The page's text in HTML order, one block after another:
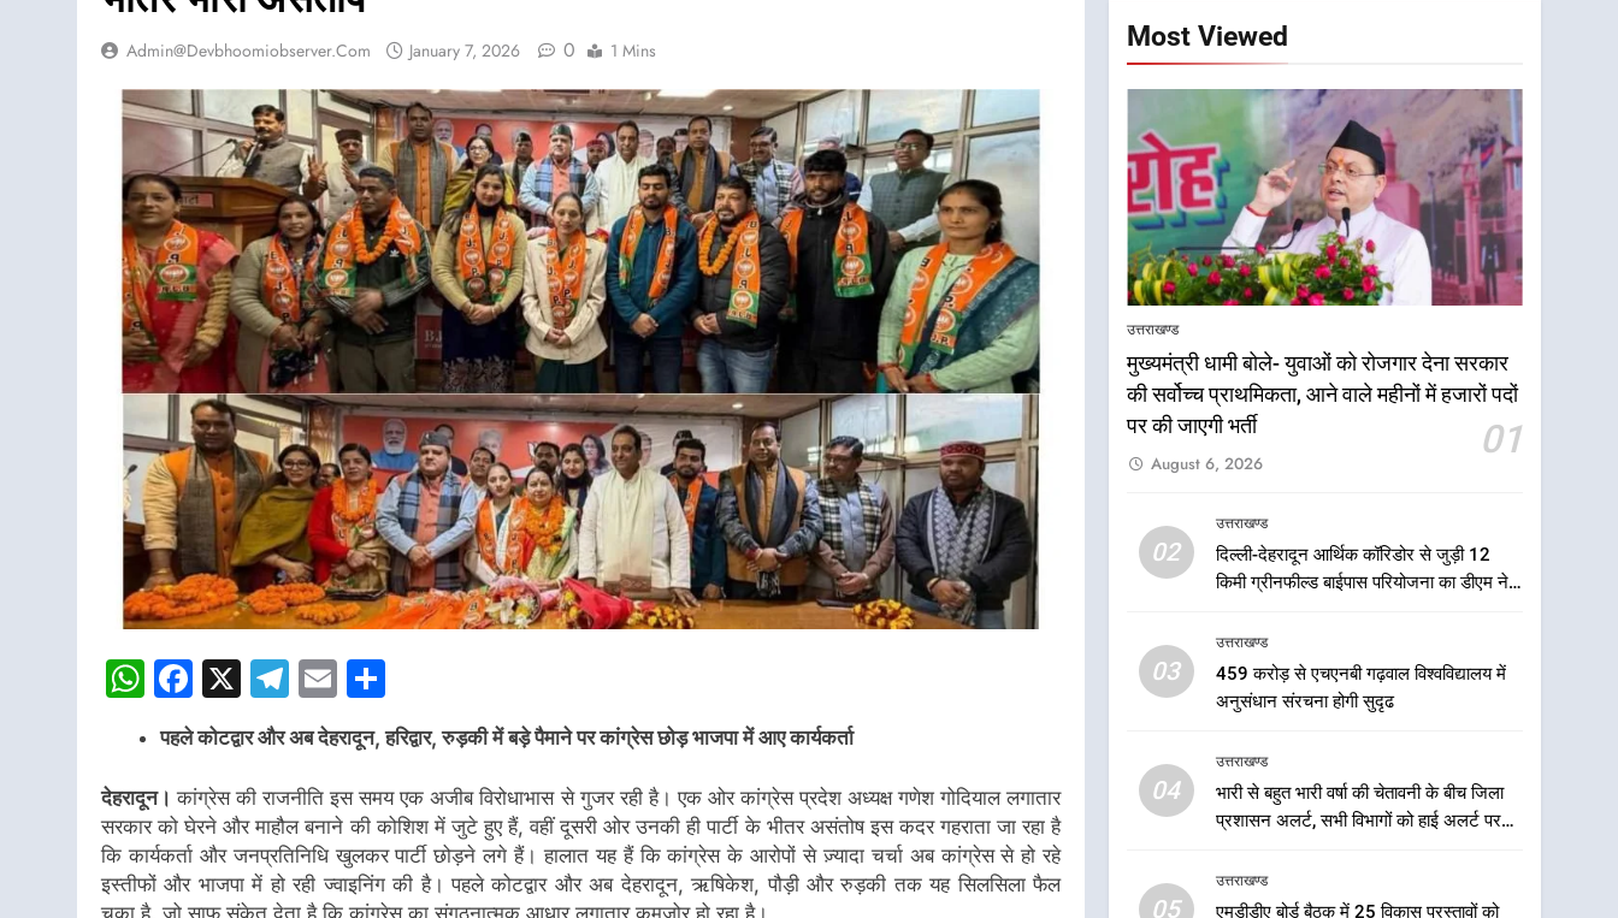
Admin@devbhoomiobserver.com January 7, 2026 0 1 Mins
WhatsApp
Facebook
X Telegram
Email
पहले कोटद्वार और अब देहरादून, हरिद्वार, रुड़की में बड़े पैमाने पर कांग्रेस छोड़ भाजपा में आए कार्यकर्ता
देहरादून। कांग्रेस की राजनीति इस समय एक अजीब विरोधाभास से गुजर रही है। एक ओर कांग्रेस प्रदेश अध्यक्ष गणेश गोदियाल लगातार
सरकार को घेरने और माहौल बनाने की कोशिश में जुटे हुए हैं, वहीं दूसरी ओर उनकी ही पार्टी के भीतर असंतोष इस कदर गहराता जा रहा है
कि कार्यकर्ता और जनप्रतिनिधि खुलकर पार्टी छोड़ने लगे हैं। हालात यह हैं कि कांग्रेस के आरोपों से ज़्यादा चर्चा अब कांग्रेस से हो रहे
इस्तीफों और भाजपा में हो रही ज्वाइनिंग की है। पहले कोटद्वार और अब देहरादून, ऋषिकेश, पौड़ी और रुड़की तक यह सिलसिला फैल
चुका है, जो साफ संकेत देता है कि कांग्रेस का संगठनात्मक आधार लगातार कमजोर हो रहा है।
Most Viewed
उत्तराखण्ड
मुख्यमंत्री धामी बोले- युवाओं को रोजगार देना सरकार
की सर्वोच्च प्राथमिकता, आने वाले महीनों में हजारों पदों
पर की जाएगी भर्ती
01
August 6, 2026
02
उत्तराखण्ड
दिल्ली-देहरादून आर्थिक कॉरिडोर से जुड़ी 12
किमी ग्रीनफील्ड बाईपास परियोजना का डीएम ने
सुनिश्चित करने के निर्देश, सुरक्षा मानकों से कोई
समझौता नहींः डीएम
03
उत्तराखण्ड
459 करोड़ से एचएनबी गढ़वाल विश्वविद्यालय में
अनुसंधान संरचना होगी सुदृढ
04
उत्तराखण्ड
भारी से बहुत भारी वर्षा की चेतावनी के बीच जिला
प्रशासन अलर्ट, सभी विभागों को हाई अलर्ट पर
05
उत्तराखण्ड
एमडीडीए बोर्ड बैठक में 25 विकास प्रस्तावों को
5
एमडीडीए बोर्ड बैठक में 25 विकास
प्रस्तावों को मिली मंजूरी, देहरादून-
6
मुख्यमंत्री पुष्कर सिंह धामी के
समीक्षा
7
बैरागीवाला हत्याकांड के फरार चल
उत्तराखण्ड